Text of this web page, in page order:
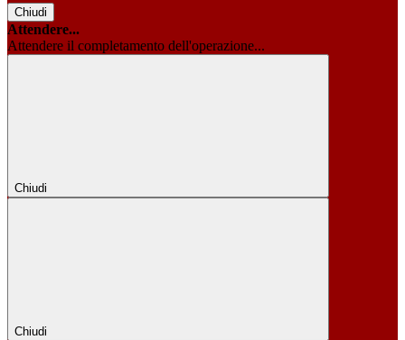
Chiudi
Attendere...
Attendere il completamento dell'operazione...
Chiudi
Chiudi